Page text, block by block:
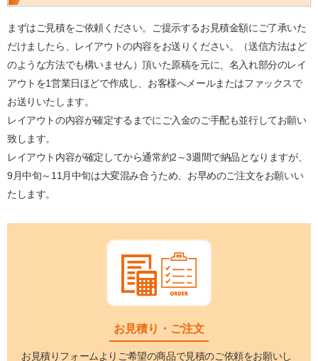
まずはご見積をご依頼ください。ご提示するお見積金額にご了承いた
だけましたら、レイアウトの内容をお送りください。（送信方法はど
のような方法でも構いません）頂いた原稿を元に、名入れ部分のレイ
アウトを1営業日ほどで作成し、お客様へメールまたはファックスで
お送りいたします。
レイアウトの内容が確定するまでにご入金のご手配も並行してお願い
致します。
レイアウト内容が確定してから通常約2～3週間で納品となりますが、
9月中旬～11月中旬は大変混み合うため、お早めのご注文をお願いい
たします。
お見積り・ご注文
お見積りフォームよりご希望の商品で見積のご依頼をお願いし